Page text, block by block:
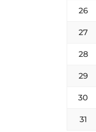
26
27
28
29
30
31